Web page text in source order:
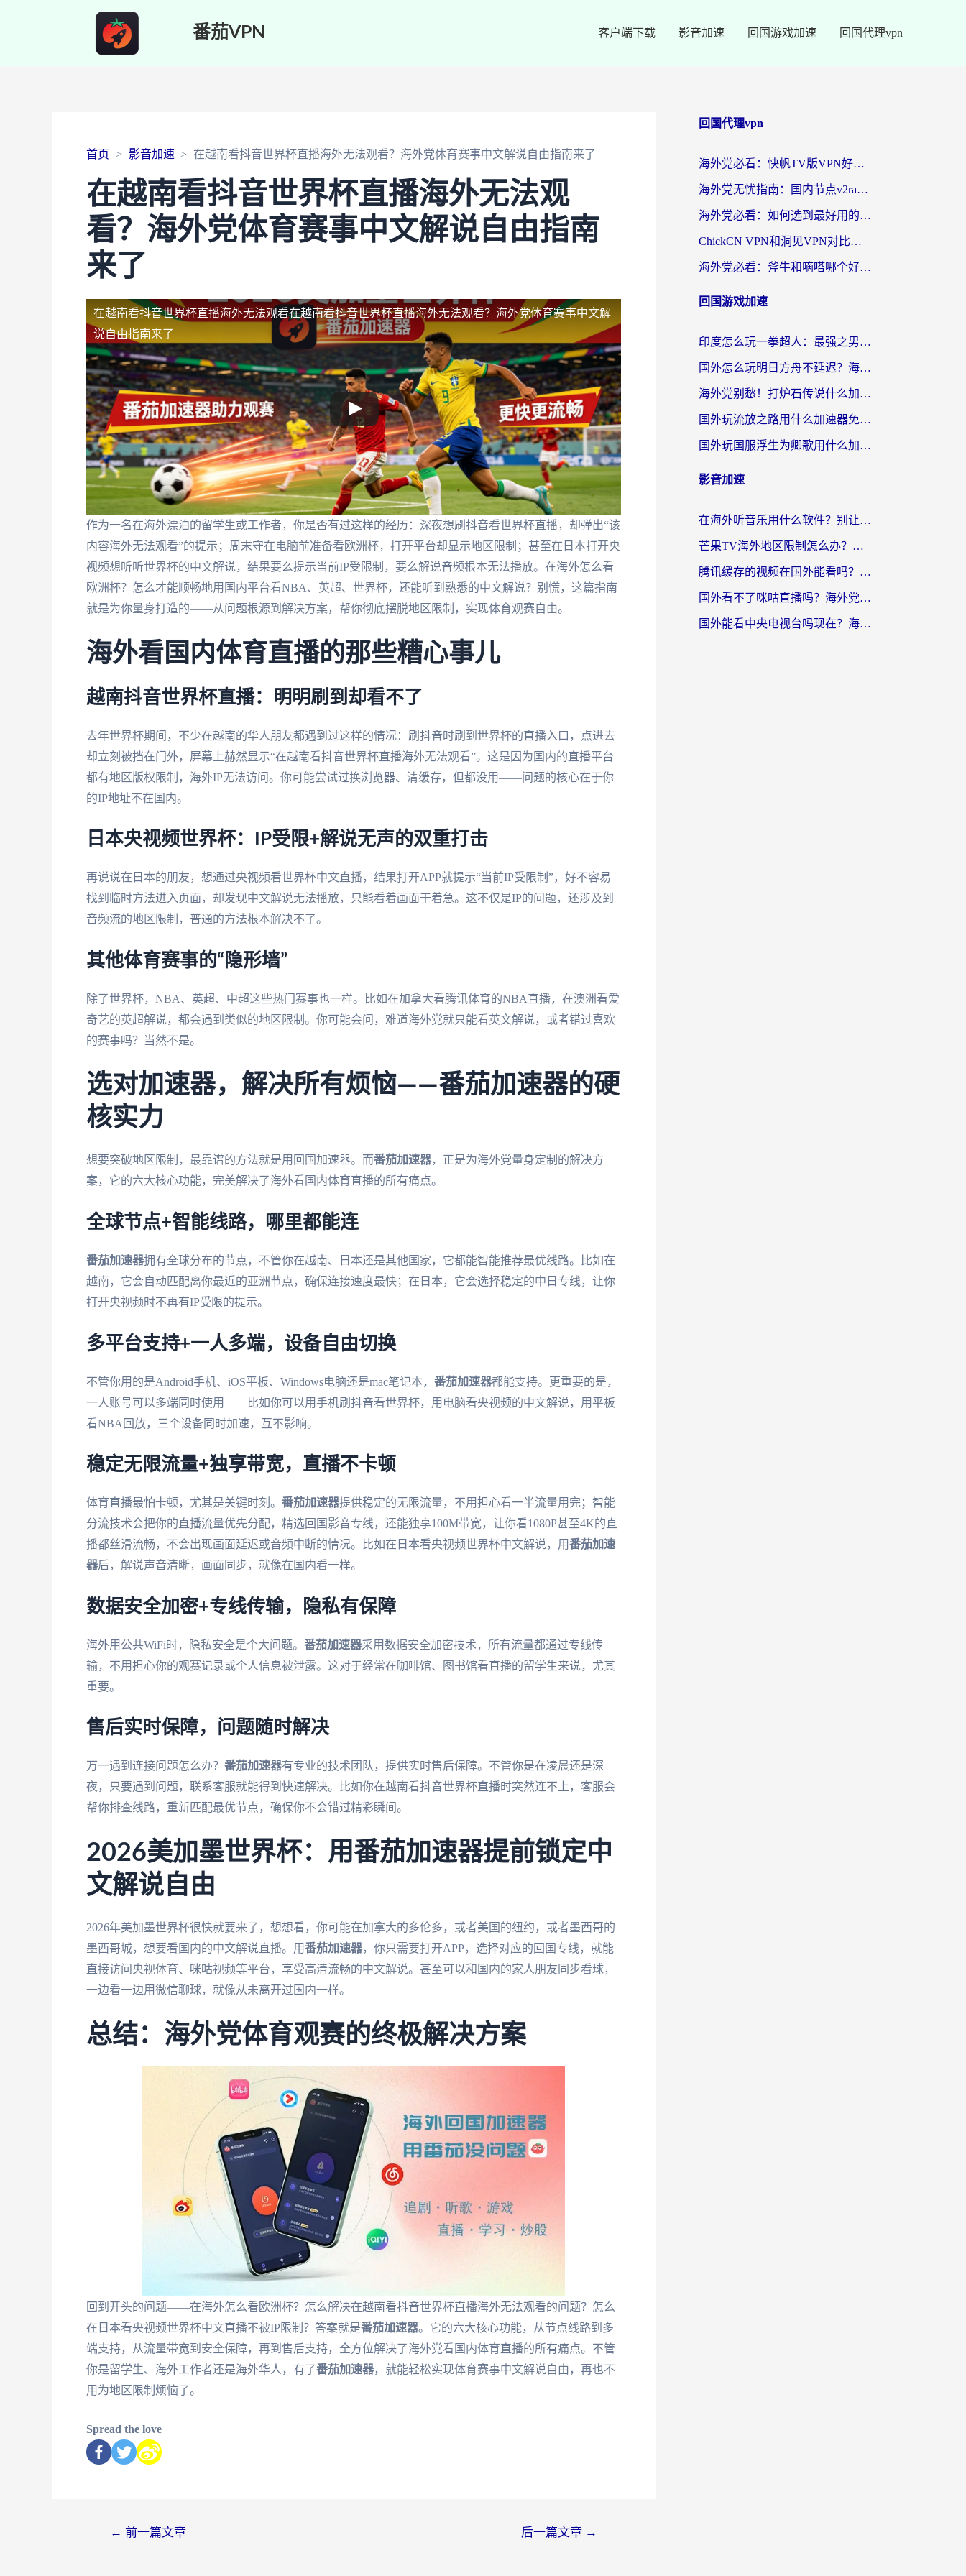
番茄VPN 客户端下载 影音加速 回国游戏加速 回国代理vpn
首页 影音加速 在越南看抖音世界杯直播海外无法观看？海外党体育赛事中文解说自由指南来了
在越南看抖音世界杯直播海外无法观
看？海外党体育赛事中文解说自由指南
来了
在越南看抖音世界杯直播海外无法观看在越南看抖音世界杯直播海外无法观看？海外党体育赛事中文解
说自由指南来了
作为一名在海外漂泊的留学生或工作者，你是否有过这样的经历：深夜想刷抖音看世界杯直播，却弹出“该
内容海外无法观看”的提示；周末守在电脑前准备看欧洲杯，打开平台却显示地区限制；甚至在日本打开央
视频想听听世界杯的中文解说，结果要么提示当前IP受限制，要么解说音频根本无法播放。在海外怎么看
欧洲杯？怎么才能顺畅地用国内平台看NBA、英超、世界杯，还能听到熟悉的中文解说？别慌，这篇指南
就是为你量身打造的——从问题根源到解决方案，帮你彻底摆脱地区限制，实现体育观赛自由。
海外看国内体育直播的那些糟心事儿
越南抖音世界杯直播：明明刷到却看不了
去年世界杯期间，不少在越南的华人朋友都遇到过这样的情况：刷抖音时刷到世界杯的直播入口，点进去
却立刻被挡在门外，屏幕上赫然显示“在越南看抖音世界杯直播海外无法观看”。这是因为国内的直播平台
都有地区版权限制，海外IP无法访问。你可能尝试过换浏览器、清缓存，但都没用——问题的核心在于你
的IP地址不在国内。
日本央视频世界杯：IP受限+解说无声的双重打击
再说说在日本的朋友，想通过央视频看世界杯中文直播，结果打开APP就提示“当前IP受限制”，好不容易
找到临时方法进入页面，却发现中文解说无法播放，只能看着画面干着急。这不仅是IP的问题，还涉及到
音频流的地区限制，普通的方法根本解决不了。
其他体育赛事的“隐形墙”
除了世界杯，NBA、英超、中超这些热门赛事也一样。比如在加拿大看腾讯体育的NBA直播，在澳洲看爱
奇艺的英超解说，都会遇到类似的地区限制。你可能会问，难道海外党就只能看英文解说，或者错过喜欢
的赛事吗？当然不是。
选对加速器，解决所有烦恼——番茄加速器的硬
核实力
想要突破地区限制，最靠谱的方法就是用回国加速器。而番茄加速器，正是为海外党量身定制的解决方
案，它的六大核心功能，完美解决了海外看国内体育直播的所有痛点。
全球节点+智能线路，哪里都能连
番茄加速器拥有全球分布的节点，不管你在越南、日本还是其他国家，它都能智能推荐最优线路。比如在
越南，它会自动匹配离你最近的亚洲节点，确保连接速度最快；在日本，它会选择稳定的中日专线，让你
打开央视频时不再有IP受限的提示。
多平台支持+一人多端，设备自由切换
不管你用的是Android手机、iOS平板、Windows电脑还是mac笔记本， 番茄加速器都能支持。更重要的是，
一人账号可以多端同时使用——比如你可以用手机刷抖音看世界杯，用电脑看央视频的中文解说，用平板
看NBA回放，三个设备同时加速，互不影响。
稳定无限流量+独享带宽，直播不卡顿
体育直播最怕卡顿，尤其是关键时刻。 番茄加速器提供稳定的无限流量，不用担心看一半流量用完；智能
分流技术会把你的直播流量优先分配，精选回国影音专线，还能独享100M带宽，让你看1080P甚至4K的直
播都丝滑流畅，不会出现画面延迟或音频中断的情况。比如在日本看央视频世界杯中文解说，用番茄加速
器后，解说声音清晰，画面同步，就像在国内看一样。
数据安全加密+专线传输，隐私有保障
海外用公共WiFi时，隐私安全是个大问题。 番茄加速器采用数据安全加密技术，所有流量都通过专线传
输，不用担心你的观赛记录或个人信息被泄露。这对于经常在咖啡馆、图书馆看直播的留学生来说，尤其
重要。
售后实时保障，问题随时解决
万一遇到连接问题怎么办？ 番茄加速器有专业的技术团队，提供实时售后保障。不管你是在凌晨还是深
夜，只要遇到问题，联系客服就能得到快速解决。比如你在越南看抖音世界杯直播时突然连不上，客服会
帮你排查线路，重新匹配最优节点，确保你不会错过精彩瞬间。
2026美加墨世界杯：用番茄加速器提前锁定中
文解说自由
2026年美加墨世界杯很快就要来了，想想看，你可能在加拿大的多伦多，或者美国的纽约，或者墨西哥的
墨西哥城，想要看国内的中文解说直播。用番茄加速器，你只需要打开APP，选择对应的回国专线，就能
直接访问央视体育、咪咕视频等平台，享受高清流畅的中文解说。甚至可以和国内的家人朋友同步看球，
一边看一边用微信聊球，就像从未离开过国内一样。
总结：海外党体育观赛的终极解决方案
回到开头的问题——在海外怎么看欧洲杯？怎么解决在越南看抖音世界杯直播海外无法观看的问题？怎么
在日本看央视频世界杯中文直播不被IP限制？答案就是番茄加速器。它的六大核心功能，从节点线路到多
端支持，从流量带宽到安全保障，再到售后支持，全方位解决了海外党看国内体育直播的所有痛点。不管
你是留学生、海外工作者还是海外华人，有了番茄加速器，就能轻松实现体育赛事中文解说自由，再也不
用为地区限制烦恼了。
Spread the love
← 前一篇文章 后一篇文章 →
回国代理vpn
海外党必看：快帆TV版VPN好用吗？和快游VPN对比哪个回国效果更好？附实用避坑指南
海外党无忧指南：国内节点v2ray怎么选？一键回国VPN+多场景实测帮你避坑
海外党必看：如何选到最好用的回国加速器？从节点到售后的全维度指南
ChickCN VPN和洞见VPN对比哪个回国效果更好？海外党亲测3款加速器+避坑指南
海外党必看：斧牛和嘀嗒哪个好？3个维度教你选对回国加速器
回国游戏加速
印度怎么玩一拳超人：最强之男？海外党国服游戏加速避坑指南
国外怎么玩明日方舟不延迟？海外玩家国服游戏加速终极指南（附DNF梦幻诛仙解决方案）
海外党别愁！打炉石传说什么加速器好用？3个实用技巧解决国服游戏卡顿
国外玩流放之路用什么加速器免费？海外党亲测有效的国服游戏加速指南
国外玩国服浮生为卿歌用什么加速器比较好？海外党亲测不踩坑指南
影音加速
在海外听音乐用什么软件？别让地域限制断了你的华语歌单
芒果TV海外地区限制怎么办？海外党追剧看片的实用加速器选择指南
腾讯缓存的视频在国外能看吗？海外党追剧看片的终极解决方案
国外看不了咪咕直播吗？海外党追剧看片的加速器选择指南
国外能看中央电视台吗现在？海外党追剧看央视的实用指南